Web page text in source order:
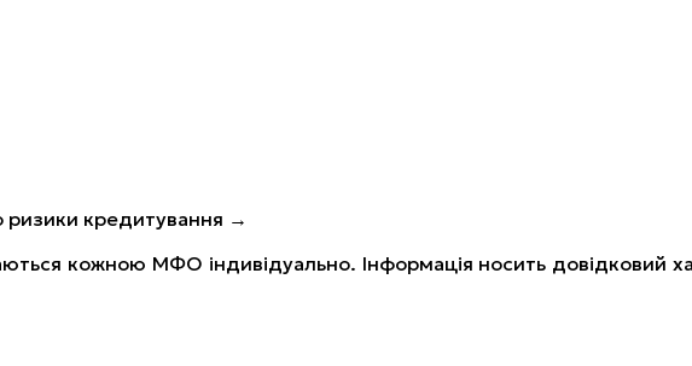
кредитування →
кожною МФО індивідуально. Інформація носить довідковий